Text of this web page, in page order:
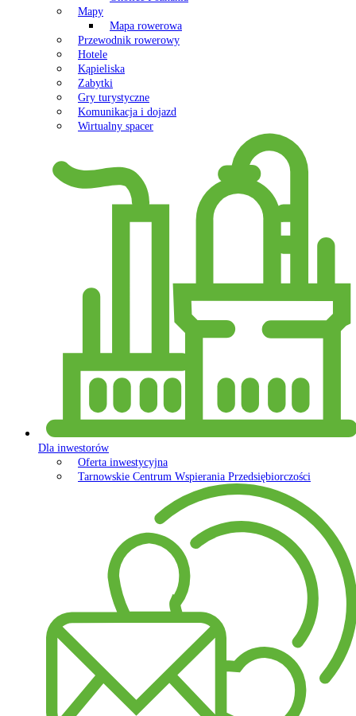
Mapy
Mapa rowerowa
Przewodnik rowerowy
Hotele
Kąpieliska
Zabytki
Gry turystyczne
Komunikacja i dojazd
Wirtualny spacer
Dla inwestorów
Oferta inwestycyjna
Tarnowskie Centrum Wspierania Przedsiębiorczości